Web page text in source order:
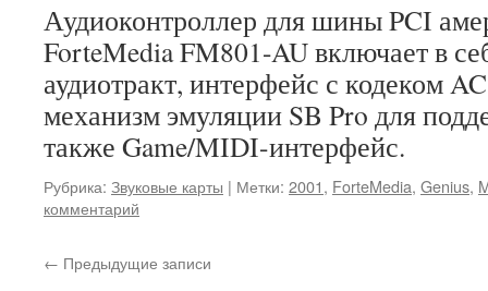
Аудиоконтроллер для шины PCI
ForteMedia FM801-AU включает в
аудиотракт, интерфейс с кодеком
механизм эмуляции SB Pro для
также Game/MIDI-интерфейс.
Рубрика: Звуковые карты | Метки: 2001, ForteMedia, Genius,
комментарий
← Предыдущие записи